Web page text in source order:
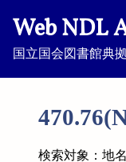
Web NDL
国立国会図書館典
検索対象：地